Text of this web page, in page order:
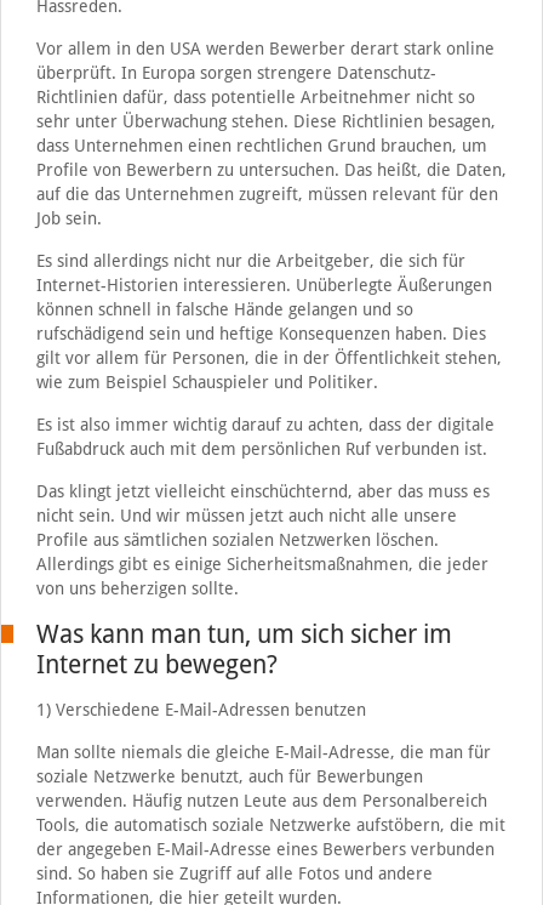
Hassreden.
Vor allem in den USA werden Bewerber derart stark online
überprüft. In Europa sorgen strengere Datenschutz-
Richtlinien dafür, dass potentielle Arbeitnehmer nicht so
sehr unter Überwachung stehen. Diese Richtlinien besagen,
dass Unternehmen einen rechtlichen Grund brauchen, um
Profile von Bewerbern zu untersuchen. Das heißt, die Daten,
auf die das Unternehmen zugreift, müssen relevant für den
Job sein.
Es sind allerdings nicht nur die Arbeitgeber, die sich für
Internet-Historien interessieren. Unüberlegte Äußerungen
können schnell in falsche Hände gelangen und so
rufschädigend sein und heftige Konsequenzen haben. Dies
gilt vor allem für Personen, die in der Öffentlichkeit stehen,
wie zum Beispiel Schauspieler und Politiker.
Es ist also immer wichtig darauf zu achten, dass der digitale
Fußabdruck auch mit dem persönlichen Ruf verbunden ist.
Das klingt jetzt vielleicht einschüchternd, aber das muss es
nicht sein. Und wir müssen jetzt auch nicht alle unsere
Profile aus sämtlichen sozialen Netzwerken löschen.
Allerdings gibt es einige Sicherheitsmaßnahmen, die jeder
von uns beherzigen sollte.
Was kann man tun, um sich sicher im
Internet zu bewegen?
1) Verschiedene E-Mail-Adressen benutzen
Man sollte niemals die gleiche E-Mail-Adresse, die man für
soziale Netzwerke benutzt, auch für Bewerbungen
verwenden. Häufig nutzen Leute aus dem Personalbereich
Tools, die automatisch soziale Netzwerke aufstöbern, die mit
der angegeben E-Mail-Adresse eines Bewerbers verbunden
sind. So haben sie Zugriff auf alle Fotos und andere
Informationen, die hier geteilt wurden.